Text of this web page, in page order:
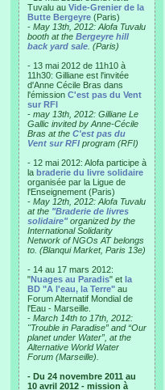
Tuvalu au Vide-Grenier de la
Butte Bergeyre (Paris)
- May 13th, 2012: Alofa Tuvalu
booth at the Bergeyre hill
back yard sale . (Paris)
- 13 mai 2012 de 11h10 à
11h30: Gilliane est l'invitée
d'Anne Cécile Bras dans
l'émission C'est pas du Vent
sur RFI
- may 13th, 2012: Gilliane Le
Gallic invited by Anne-Cécile
Bras at the C'est pas du
Vent sur RFI program (RFI)
- 12 mai 2012: Alofa participe à
la braderie du livre solidaire
organisée par la Ligue de
l'Enseignement (Paris)
- May 12th, 2012: Alofa Tuvalu
at the "Braderie de livres
solidaire"organized by the
International Solidarity
Network of NGOs AT belongs
to. (Blanqui Market, Paris 13e)
- 14 au 17 mars 2012:
"Nuages au Paradis" et la
BD "A l'eau, la Terre" au
Forum Alternatif Mondial de
l'Eau - Marseille.
- March 14th to 17th, 2012:
"Trouble in Paradise” and “Our
planet under Water”, at the
Alternative World Water
Forum (Marseille).
- Du 24 novembre 2011 au
10 avril 2012 - mission à